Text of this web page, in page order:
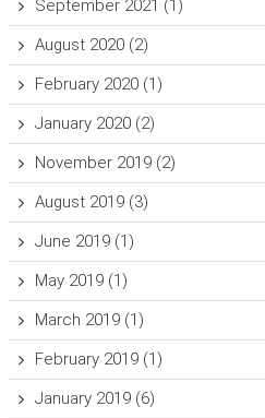
September 2021 (1)
August 2020(2)
February 2020(1)
January 2020(2)
November 2019(2)
August 2019(3)
June 2019(1)
May 2019(1)
March 2019(1)
February 2019(1)
January 2019(6)